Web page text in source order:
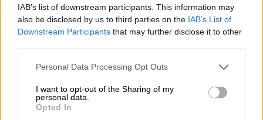
IAB’s list of downstream participants. This information may
also be disclosed by us to third parties on the IAB’s List of
Downstream Participants that may further disclose it to other
Personal Data Processing Opt Outs
I want to opt-out of the Sharing of my
personal data.
Opted In
06.08.2026 - 08:40
Η γαλλική «ψήφος» στο «καλώδιο» και τα συμφέροντα, οι
ελληνικές τράπεζες «πρωταθλήτριες» στα δάνεια, νέο deal
Βαρδινογιάννη- Εξάρχου και ο διπλασιασμός των κερδών της
05.08.2026
Randy Schekman, Νομπελίστας Ιατρικής: «Σε πέντε χρόνια
μπορεί να έχουμε θεραπεία που αναστέλλει την εξέλιξη του